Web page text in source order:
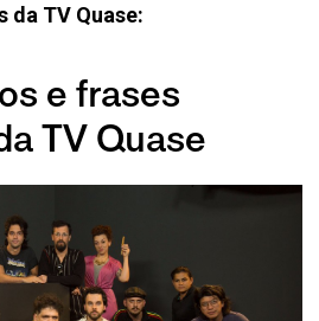
da TV Quase:
e frases
TV Quase